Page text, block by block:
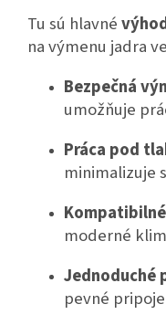
Tu sú hlavné
na výmenu jadra
Bezpečná
umožňuje
Práca pod
minimalizuje
Kompatibilné
moderné
Jednoduché
pevné